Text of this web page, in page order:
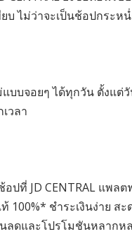
บ ไม่ว่าจะเป็นช้อปกระ
บจอยๆ ได้ทุกวัน ตั้งแต่
วลา
อปที่ JD CENTRAL แพ
ชำระเงินง่าย ส
ลดและโปรโมชันหลากห